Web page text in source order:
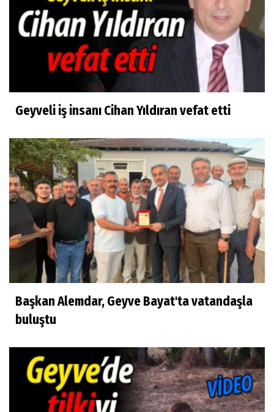
Geyveli iş insanı Cihan Yıldıran vefat etti
Başkan Alemdar, Geyve Bayat'ta vatandaşla
buluştu